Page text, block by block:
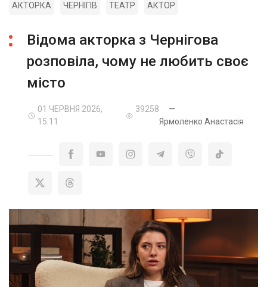
АКТОРКА ЧЕРНІГІВ ТЕАТР АКТОР
Відома акторка з Чернігова
розповіла, чому не любить своє
місто
01 ЧЕРВНЯ 2026,
15:11
39258
—
Ярмоленко Анастасія